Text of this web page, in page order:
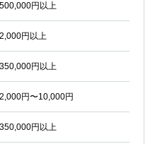
円以上
円以上
円以上
円〜10,000円
円以上